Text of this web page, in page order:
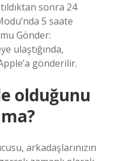
sonra 24
5 saate
Gönder:
ulaştığında,
gönderilir.
olduğunu
arkadaşlarınızın